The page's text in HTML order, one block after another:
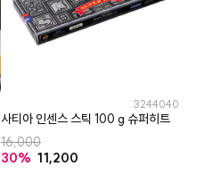
3244040
사티아 인센스 스틱 100 g 슈퍼히트
16,000
30% 11,200